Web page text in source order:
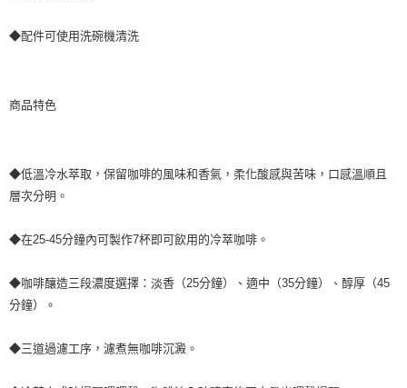
◆配件可使用洗碗機清洗
商品特色
◆低溫冷水萃取，保留咖啡的風味和香氣，柔化酸感與苦味，口感溫順且
層次分明。
◆在25-45分鐘內可製作7杯即可飲用的冷萃咖啡。
◆咖啡釀造三段濃度選擇：淡香（25分鐘）、適中（35分鐘）、醇厚（45
分鐘）。
◆三道過濾工序，濾煮無咖啡沉澱。